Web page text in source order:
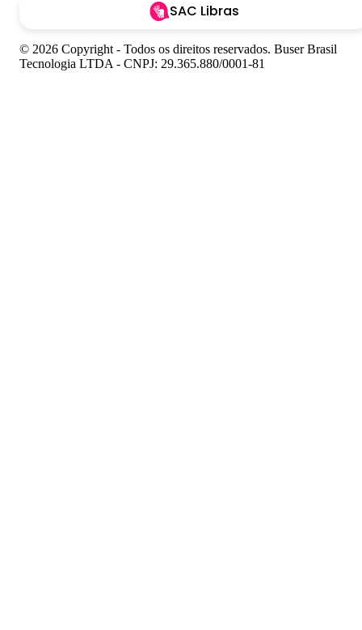
SAC Libras
© 2026 Copyright - Todos os direitos reservados. Buser Brasil
Tecnologia LTDA - CNPJ: 29.365.880/0001-81